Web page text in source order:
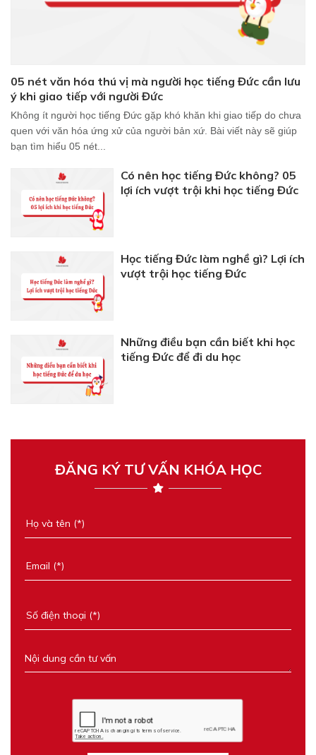
05 nét văn hóa thú vị mà người học tiếng Đức cần lưu
ý khi giao tiếp với người Đức
Không ít người học tiếng Đức gặp khó khăn khi giao tiếp do chưa
quen với văn hóa ứng xử của người bản xứ. Bài viết này sẽ giúp
bạn tìm hiểu 05 nét...
Có nên học tiếng Đức không? 05
lợi ích vượt trội khi học tiếng Đức
Học tiếng Đức làm nghề gì? Lợi ích
vượt trội học tiếng Đức
Những điều bạn cần biết khi học
tiếng Đức để đi du học
ĐĂNG KÝ TƯ VẤN KHÓA HỌC